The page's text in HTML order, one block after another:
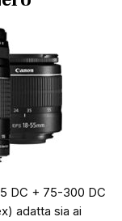
DC + 75-300 DC
adatta sia ai